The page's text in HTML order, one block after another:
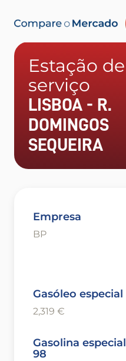
Estação de
serviço
LISBOA - R.
DOMINGOS
SEQUEIRA
Empresa
BP
Gasóleo especial
2,319 €
Gasolina especial
98